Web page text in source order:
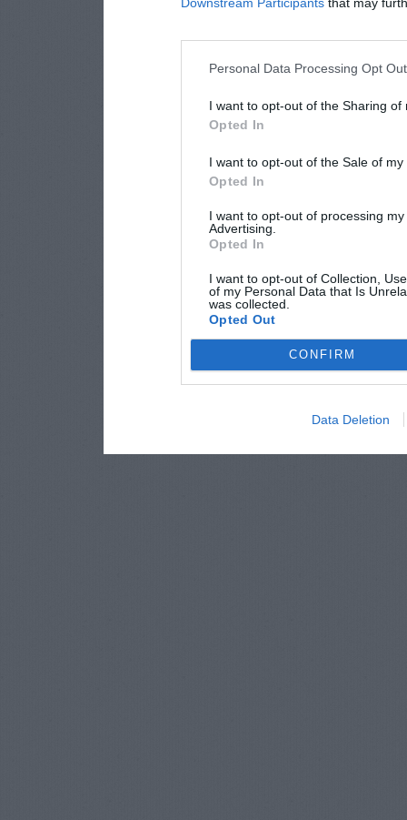
Personal Data Processing Opt
I want to opt-out of the Sharing of
Opted In
I want to opt-out of the Sale of
Opted In
I want to opt-out of processing
Advertising.
Opted In
I want to opt-out of Collection,
of my Personal Data that Is
was collected.
Opted Out
CONFIRM
Data Deletion